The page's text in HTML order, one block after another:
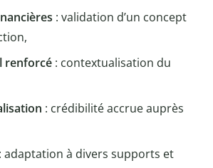
: validation d’un concept
renforcé : contextualisation du
: crédibilité accrue auprès
: adaptation à divers supports et